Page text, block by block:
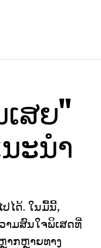
ສຍ"
ະນໍາ
ໄດ້. ໃນມື້ນີ້,
າມສົນໃຈພິເສດທີ່
າກຫຼາຍທາງ